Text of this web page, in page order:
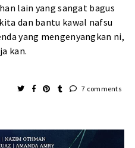
lain yang sangat bagus
dan bantu kawal nafsu
yang mengenyangkan ni,
kan.
7 comments